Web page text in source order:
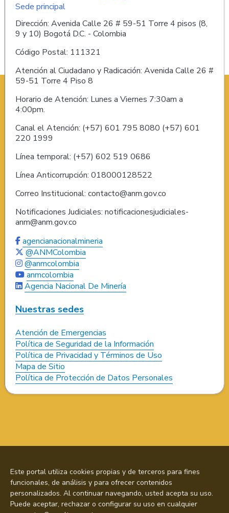
Sede principal
Dirección: Avenida Calle 26 # 59-51 Torre 4 pisos (8,
9 y 10) Bogotá D.C. - Colombia
Código Postal: 111321
Atención al Ciudadano y Radicación: Avenida Calle 26 #
59-51 Torre 4 Piso 8
Horario de Atención: Lunes a Viernes 7:30am a
4:00pm.
Canal el Atención: (+57) 601 795 8080 (+57) 601
220 1999
Línea temporal: (+57) 602 519 0686
Línea Anticorrupción: 018000128522
Correo Institucional: contacto@anm.gov.co
Notificaciones Judiciales: notificacionesjudiciales-
anm@anm.gov.co
agencianacionalmineria
@ANMColombia
@anmcolombia
anmcolombia
Agencia Nacional De Minería
Nuestras sedes
Atención de Emergencias
Política de Seguridad de la Información
Política de Privacidad y Términos de Uso
Mapa de Sitio
Política de Protección de Datos Personales
Este portal utiliza cookies propias y de terceros para fines
funcionales, de análisis y para ofrecer contenidos
personalizados. Al continuar navegando, usted acepta su uso.
Puede aceptar, rechazar o configurar su uso en cualquier